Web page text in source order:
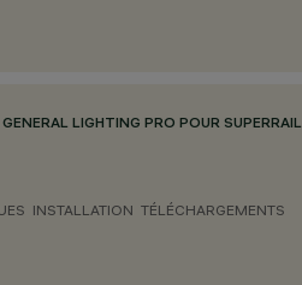
LIGHTING PRO POUR SUPERRAIL
INSTALLATION TÉLÉCHARGEMENTS